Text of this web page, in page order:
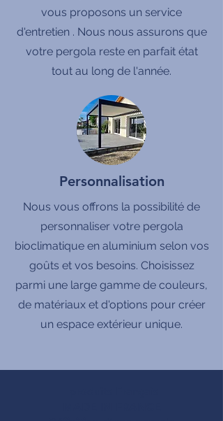
vous proposons un service
d'entretien . Nous nous assurons que
votre pergola reste en parfait état
tout au long de l'année.
Personnalisation
Nous vous offrons la possibilité de
personnaliser votre pergola
bioclimatique en aluminium selon vos
goûts et vos besoins. Choisissez
parmi une large gamme de couleurs,
de matériaux et d'options pour créer
un espace extérieur unique.